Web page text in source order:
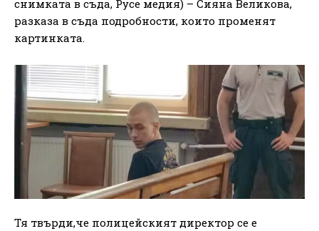
снимката в съда, Русе медия) – Сияна Великова,
разказа в съда подробности, които променят
картинката.
Тя твърди,че полицейският директор се е